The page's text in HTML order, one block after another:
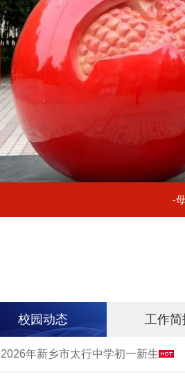
-
校园动态 工作简
2026年新乡市太行中学初一新生